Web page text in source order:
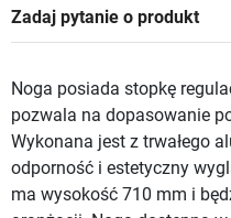
Zadaj pytanie o produkt
Noga posiada stopkę
pozwala na dopasowanie
Wykonana jest z trwałego
odporność i estetyczny
ma wysokość 710 mm i